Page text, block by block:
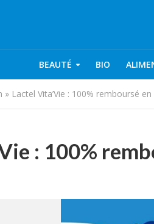
BEAUTÉ BIO
» Lactel Vita’Vie : 100% remboursé
: 100%